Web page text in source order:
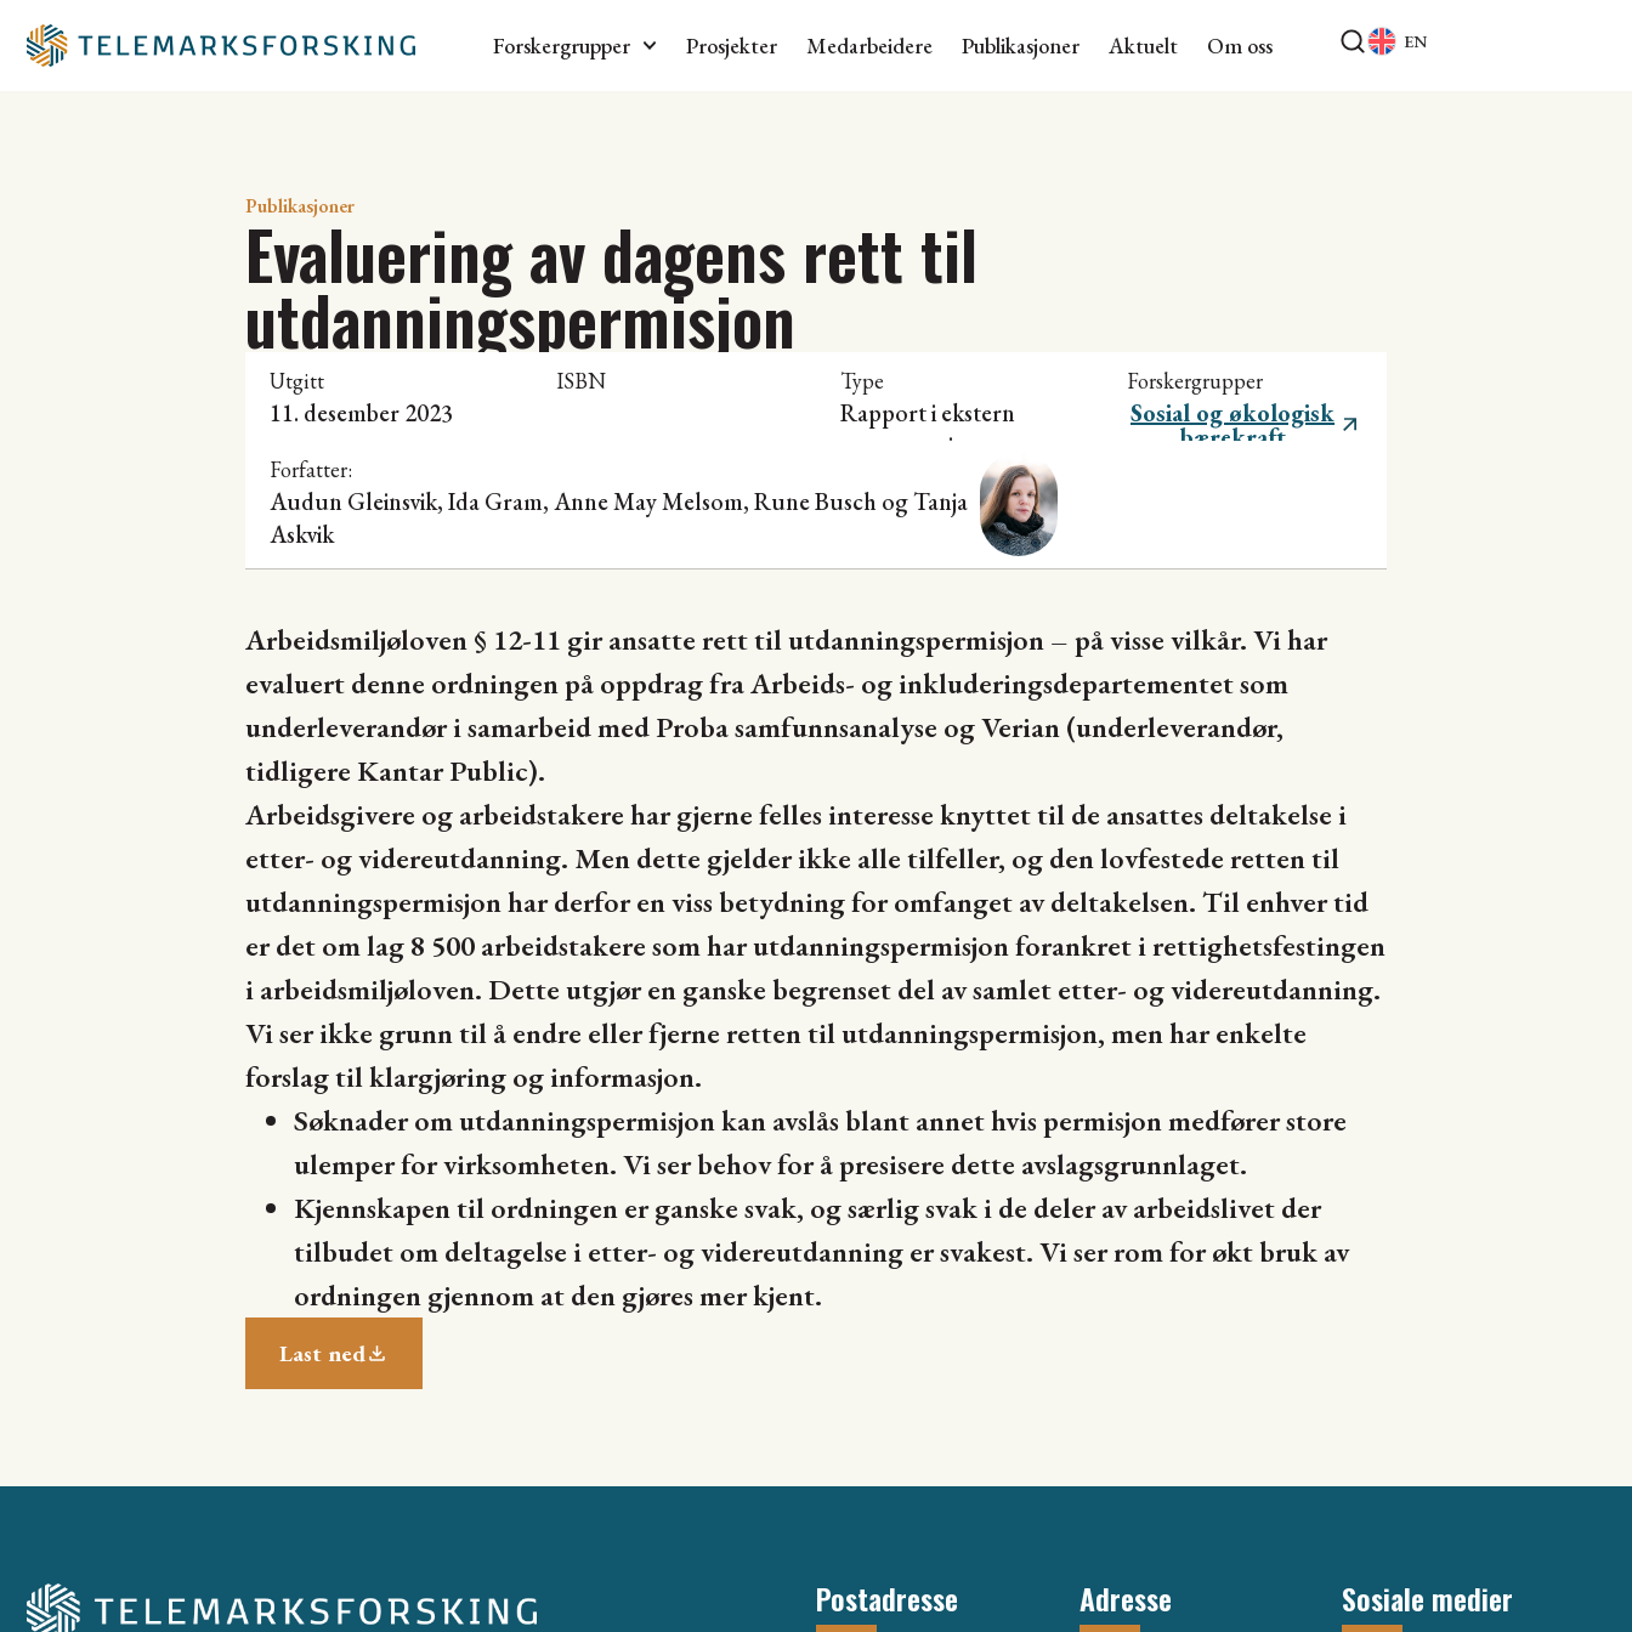
Forskergrupper Prosjekter Medarbeidere Publikasjoner Aktuelt Om oss EN
Publikasjoner
Evaluering av dagens rett til
utdanningspermisjon
Utgitt
11. desember 2023
ISBN Type
Rapport i ekstern
rapportserie
Forskergrupper
Sosial og økologisk
bærekraft
Forfatter:
Audun Gleinsvik, Ida Gram, Anne May Melsom, Rune Busch ogTanja
Askvik
Arbeidsmiljøloven § 12-11 gir ansatte rett til utdanningspermisjon – på visse vilkår. Vi har
evaluert denne ordningen på oppdrag fra Arbeids- og inkluderingsdepartementet som
underleverandør i samarbeid med Proba samfunnsanalyse og Verian (underleverandør,
tidligere Kantar Public).
Arbeidsgivere og arbeidstakere har gjerne felles interesse knyttet til de ansattes deltakelse i
etter- og videreutdanning. Men dette gjelder ikke alle tilfeller, og den lovfestede retten til
utdanningspermisjon har derfor en viss betydning for omfanget av deltakelsen. Til enhver tid
er det om lag 8 500 arbeidstakere som har utdanningspermisjon forankret i rettighetsfestingen
i arbeidsmiljøloven. Dette utgjør en ganske begrenset del av samlet etter- og videreutdanning.
Vi ser ikke grunn til å endre eller fjerne retten til utdanningspermisjon, men har enkelte
forslag til klargjøring og informasjon.
Søknader om utdanningspermisjon kan avslås blant annet hvis permisjon medfører store
ulemper for virksomheten. Vi ser behov for å presisere dette avslagsgrunnlaget.
Kjennskapen til ordningen er ganske svak, og særlig svak i de deler av arbeidslivet der
tilbudet om deltagelse i etter- og videreutdanning er svakest. Vi ser rom for økt bruk av
ordningen gjennom at den gjøres mer kjent.
Last ned
Postadresse Adresse Sosiale medier